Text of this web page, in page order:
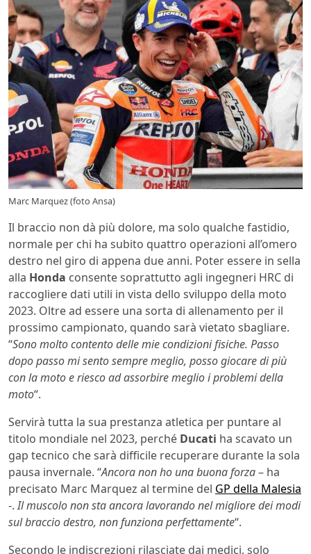
Marc Marquez (foto Ansa)
Il braccio non dà più dolore, ma solo qualche fastidio,
normale per chi ha subito quattro operazioni all’omero
destro nel giro di appena due anni. Poter essere in sella
alla Honda consente soprattutto agli ingegneri HRC di
raccogliere dati utili in vista dello sviluppo della moto
2023. Oltre ad essere una sorta di allenamento per il
prossimo campionato, quando sarà vietato sbagliare.
“Sono molto contento delle mie condizioni fisiche. Passo
dopo passo mi sento sempre meglio, posso giocare di più
con la moto e riesco ad assorbire meglio i problemi della
moto“.
Servirà tutta la sua prestanza atletica per puntare al
titolo mondiale nel 2023, perché Ducati ha scavato un
gap tecnico che sarà difficile recuperare durante la sola
pausa invernale. “Ancora non ho una buona forza– ha
precisato Marc Marquez al termine del GP della Malesia
-.Il muscolo non sta ancora lavorando nel migliore dei modi
sul braccio destro, non funziona perfettamente“.
Secondo le indiscrezioni rilasciate dai medici, solo